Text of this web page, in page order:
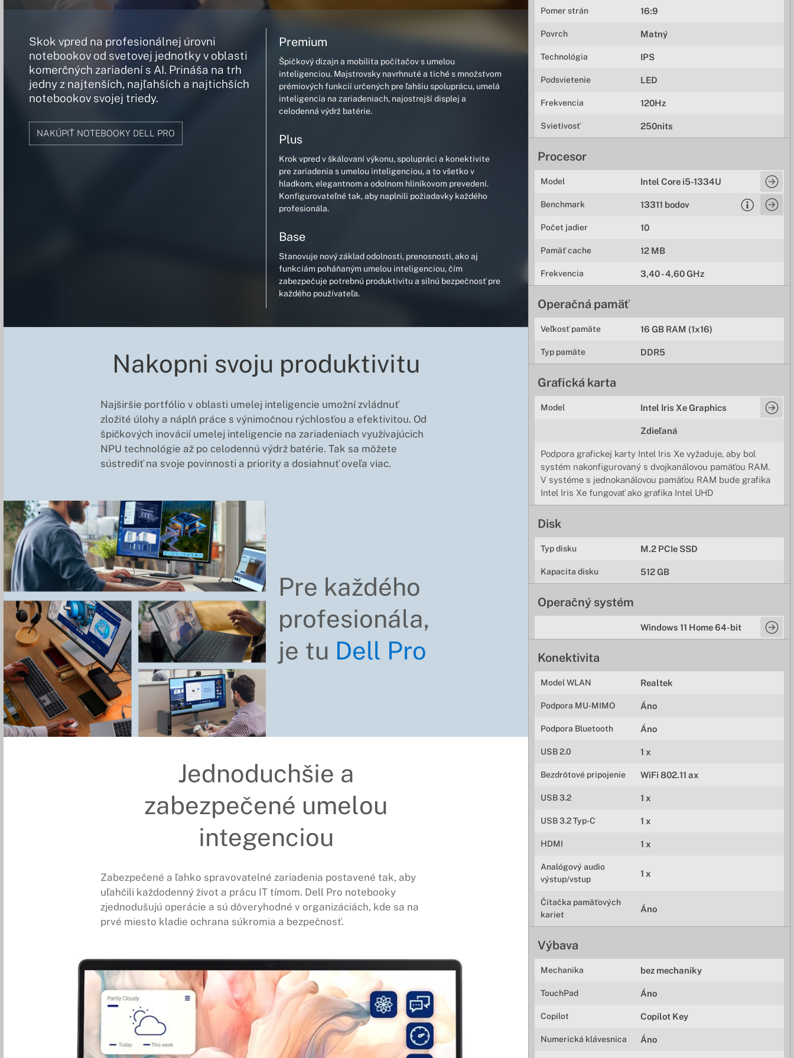
Pomer strán 16:9
Povrch Matný
Technológia IPS
Podsvietenie LED
Frekvencia 120Hz
Svietivosť 250nits
Procesor
Model Intel Core i5-1334U
Benchmark 13311 bodov
Počet jadier 10
Pamäť cache 12 MB
Frekvencia 3,40 - 4,60 GHz
Operačná pamäť
Veľkosť pamäte 16 GB RAM (1x16)
Typ pamäte DDR5
Grafická karta
Model Intel Iris Xe Graphics
Zdieľaná
Podpora grafickej karty Intel Iris Xe vyžaduje, aby bol
systém nakonfigurovaný s dvojkanálovou pamäťou RAM.
V systéme s jednokanálovou pamäťou RAM bude grafika
Intel Iris Xe fungovať ako grafika Intel UHD
Disk
Typ disku M.2 PCIe SSD
Kapacita disku 512 GB
Operačný systém
Windows 11 Home 64-bit
Konektivita
Model WLAN Realtek
Podpora MU-MIMO Áno
Podpora Bluetooth Áno
USB 2.0 1 x
Bezdrôtové pripojenie WiFi 802.11 ax
USB 3.2 1 x
USB 3.2 Typ-C 1 x
HDMI 1 x
Analógový audio
výstup/vstup
1 x
Čítačka pamäťových
kariet
Áno
Výbava
Mechanika bez mechaniky
TouchPad Áno
Copilot Copilot Key
Numerická klávesnica Áno
Skok vpred na profesionálnej úrovni
notebookov od svetovej jednotky v oblasti
komerčných zariadení s AI. Prináša na trh
jedny z najtenších, najľahších a najtichších
notebookov svojej triedy.
NAKÚPIŤ NOTEBOOKY DELL PRO
Premium
Špičkový dizajn a mobilita počítačov s umelou
inteligenciou. Majstrovsky navrhnuté a tiché s množstvom
prémiových funkcií určených pre ľahšiu spoluprácu, umelá
inteligencia na zariadeniach, najostrejší displej a
celodenná výdrž batérie.
Plus
Krok vpred v škálovaní výkonu, spolupráci a konektivite
pre zariadenia s umelou inteligenciou, a to všetko v
hladkom, elegantnom a odolnom hliníkovom prevedení.
Konfigurovateľné tak, aby naplnili požiadavky každého
profesionála.
Base
Stanovuje nový základ odolnosti, prenosnosti, ako aj
funkciám poháňaným umelou inteligenciou, čím
zabezpečuje potrebnú produktivitu a silnú bezpečnosť pre
každého používateľa.
Nakopni svoju produktivitu
Najširšie portfólio v oblasti umelej inteligencie umožní zvládnuť
zložité úlohy a náplň práce s výnimočnou rýchlosťou a efektivitou. Od
špičkových inovácií umelej inteligencie na zariadeniach využívajúcich
NPU technológie až po celodennú výdrž batérie. Tak sa môžete
sústrediť na svoje povinnosti a priority a dosiahnuť oveľa viac.
Pre každého
profesionála,
je tu Dell Pro
Jednoduchšie a
zabezpečené umelou
integenciou
Zabezpečené a ľahko spravovatelné zariadenia postavené tak, aby
uľahčili každodenný život a prácu IT tímom. Dell Pro notebooky
zjednodušujú operácie a sú dôveryhodné v organizáciách, kde sa na
prvé miesto kladie ochrana súkromia a bezpečnosť.